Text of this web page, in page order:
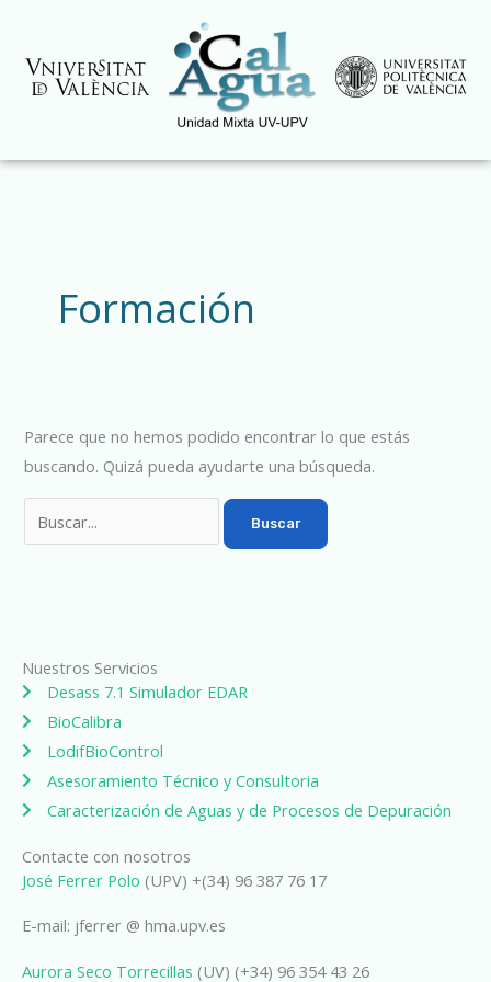
contenido
Formación
Parece que no hemos podido encontrar lo que estás
buscando. Quizá pueda ayudarte una búsqueda.
Nuestros Servicios
Desass 7.1 Simulador EDAR
BioCalibra
LodifBioControl
Asesoramiento Técnico y Consultoria
Caracterización de Aguas y de Procesos de Depuración
Contacte con nosotros
José Ferrer Polo (UPV) +(34) 96 387 76 17
E-mail: jferrer @ hma.upv.es
Aurora Seco Torrecillas (UV) (+34) 96 354 43 26